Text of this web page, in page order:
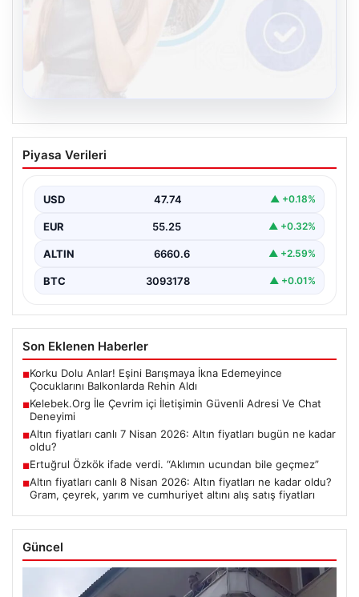
Kelebek.Org İle Çevrim içi İletişimin
Güvenli Adresi Ve Chat Deneyimi
kurması büyük bir hassasiyet ifade etmektedir.
Güncel…
Piyasa Verileri
USD 47.74 ▲ +0.18%
EUR 55.25 ▲ +0.32%
ALTIN 6660.6 ▲ +2.59%
BTC 3093178 ▲ +0.01%
Son Eklenen Haberler
■Korku Dolu Anlar! Eşini Barışmaya İkna Edemeyince
Çocuklarını Balkonlarda Rehin Aldı
■Kelebek.Org İle Çevrim içi İletişimin Güvenli Adresi Ve Chat
Deneyimi
■Altın fiyatları canlı 7 Nisan 2026: Altın fiyatları bugün ne kadar
oldu?
■Ertuğrul Özkök ifade verdi. “Aklımın ucundan bile geçmez”
■Altın fiyatları canlı 8 Nisan 2026: Altın fiyatları ne kadar oldu?
Gram, çeyrek, yarım ve cumhuriyet altını alış satış fiyatları
Güncel